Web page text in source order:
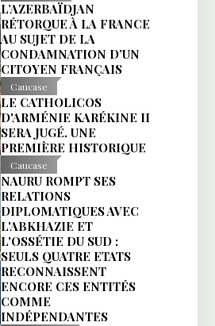
L’AZERBAÏDJAN
RÉTORQUE À LA FRANCE
AU SUJET DE LA
CONDAMNATION D’UN
CITOYEN FRANÇAIS
Caucase
LE CATHOLICOS
D'ARMÉNIE KARÉKINE II
SERA JUGÉ. UNE
PREMIÈRE HISTORIQUE
Caucase
NAURU ROMPT SES
RELATIONS
DIPLOMATIQUES AVEC
L'ABKHAZIE ET
L'OSSÉTIE DU SUD :
SEULS QUATRE ETATS
RECONNAISSENT
ENCORE CES ENTITÉS
COMME
INDÉPENDANTES